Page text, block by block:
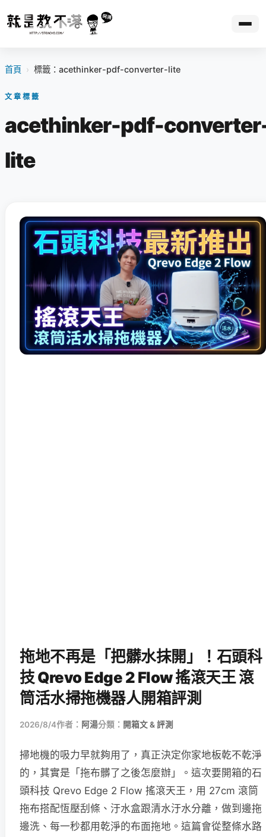
首頁 › 標籤：acethinker-pdf-converter-lite
文章標籤
acethinker-pdf-
lite
拖地不再是「把髒水抹開」！石頭科
技 Qrevo Edge 2 Flow 搖滾天王 滾
筒活水掃拖機器人開箱評測
2026/8/4作者： 阿湯分類： 開箱文 & 評測
掃地機的吸力早就夠用了，真正決定你家地板乾不乾淨
的，其實是「拖布髒了之後怎麼辦」。這次要開箱的石
頭科技 Qrevo Edge 2 Flow 搖滾天王，用 27cm 滾筒
拖布搭配恆壓刮條、汙水盒跟清水汙水分離，做到邊拖
邊洗、每一秒都用乾淨的布面拖地。這篇會從整條水路